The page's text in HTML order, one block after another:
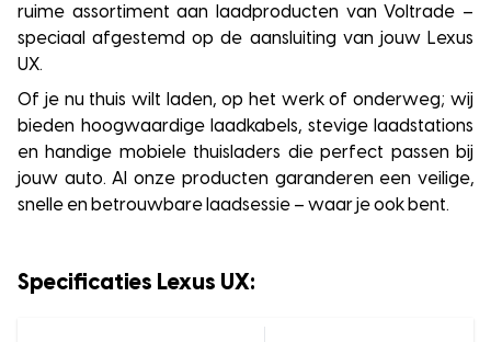
ruime assortiment aan laadproducten van Voltrade –
speciaal afgestemd op de aansluiting van jouw Lexus
UX.
Of je nu thuis wilt laden, op het werk of onderweg; wij
bieden hoogwaardige laadkabels, stevige laadstations
en handige mobiele thuisladers die perfect passen bij
jouw auto. Al onze producten garanderen een veilige,
snelle en betrouwbare laadsessie – waar je ook bent.
Specificaties Lexus UX: